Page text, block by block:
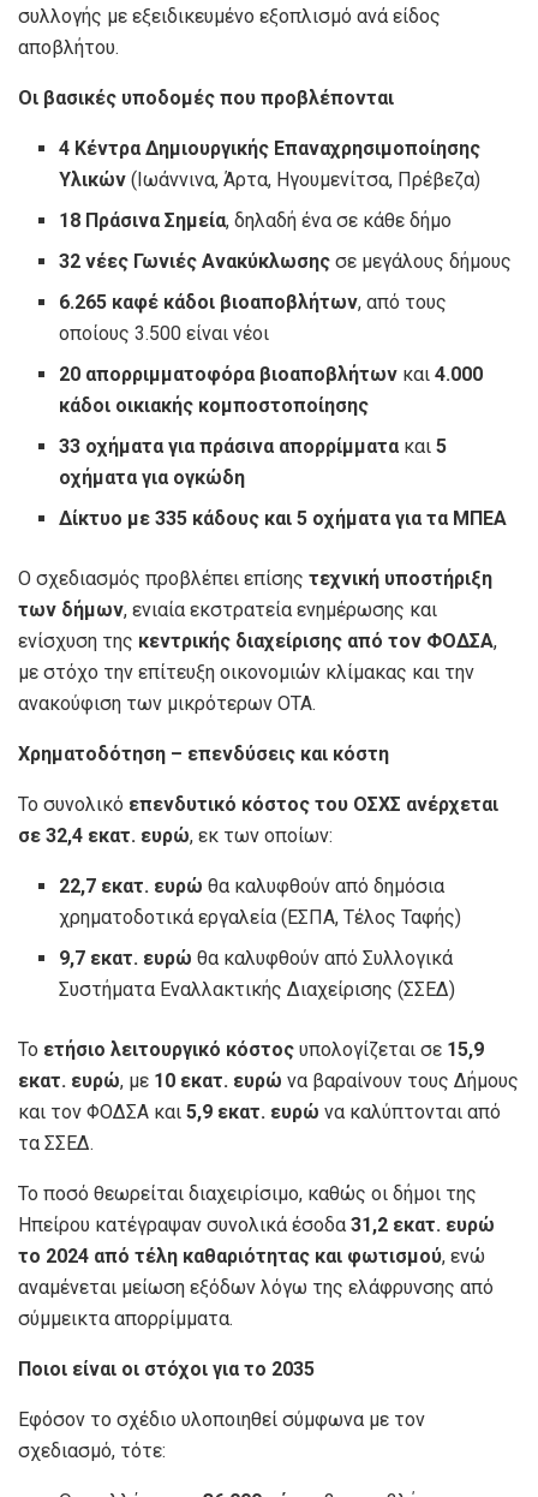
συλλογής με εξειδικευμένο εξοπλισμό ανά είδος
αποβλήτου.
Οι βασικές υποδομές που προβλέπονται
4 Κέντρα Δημιουργικής Επαναχρησιμοποίησης
Υλικών (Ιωάννινα, Άρτα, Ηγουμενίτσα, Πρέβεζα)
18 Πράσινα Σημεία, δηλαδή ένα σε κάθε δήμο
32 νέες Γωνιές Ανακύκλωσης σε μεγάλους δήμους
6.265 καφέ κάδοι βιοαποβλήτων, από τους
οποίους 3.500 είναι νέοι
20 απορριμματοφόρα βιοαποβλήτων και4.000
κάδοι οικιακής κομποστοποίησης
33 οχήματα για πράσινα απορρίμματα και5
οχήματα για ογκώδη
Δίκτυο με 335 κάδους και 5 οχήματα για τα ΜΠΕΑ
Ο σχεδιασμός προβλέπει επίσης τεχνική υποστήριξη
των δήμων, ενιαία εκστρατεία ενημέρωσης και
ενίσχυση της κεντρικής διαχείρισης από τον ΦΟΔΣΑ,
με στόχο την επίτευξη οικονομιών κλίμακας και την
ανακούφιση των μικρότερων ΟΤΑ.
Χρηματοδότηση – επενδύσεις και κόστη
Το συνολικό επενδυτικό κόστος του ΟΣΧΣ ανέρχεται
σε 32,4 εκατ. ευρώ, εκ των οποίων:
22,7 εκατ. ευρώ θα καλυφθούν από δημόσια
χρηματοδοτικά εργαλεία (ΕΣΠΑ, Τέλος Ταφής)
9,7 εκατ. ευρώ θα καλυφθούν από Συλλογικά
Συστήματα Εναλλακτικής Διαχείρισης (ΣΣΕΔ)
Το ετήσιο λειτουργικό κόστος υπολογίζεται σε 15,9
εκατ. ευρώ, με 10 εκατ. ευρώ να βαραίνουν τους Δήμους
και τον ΦΟΔΣΑ και 5,9 εκατ. ευρώ να καλύπτονται από
τα ΣΣΕΔ.
Το ποσό θεωρείται διαχειρίσιμο, καθώς οι δήμοι της
Ηπείρου κατέγραψαν συνολικά έσοδα 31,2 εκατ. ευρώ
το 2024 από τέλη καθαριότητας και φωτισμού, ενώ
αναμένεται μείωση εξόδων λόγω της ελάφρυνσης από
σύμμεικτα απορρίμματα.
Ποιοι είναι οι στόχοι για το 2035
Εφόσον το σχέδιο υλοποιηθεί σύμφωνα με τον
σχεδιασμό, τότε: